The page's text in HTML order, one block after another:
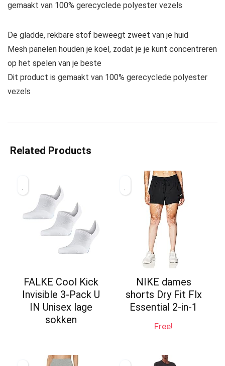
gemaakt van 100% gerecyclede polyester vezels
De gladde, rekbare stof beweegt zweet van je huid
Mesh panelen houden je koel, zodat je je kunt concentreren
op het spelen van je beste
Dit product is gemaakt van 100% gerecyclede polyester
vezels
Related Products
FALKE Cool Kick
Invisible 3-Pack U
IN Unisex lage
sokken
NIKE dames
shorts Dry Fit Flx
Essential 2-in-1
Free!